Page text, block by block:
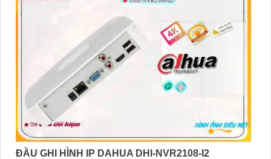
ĐẦU GHI HÌNH IP DAHUA DHI-NVR2108-I2